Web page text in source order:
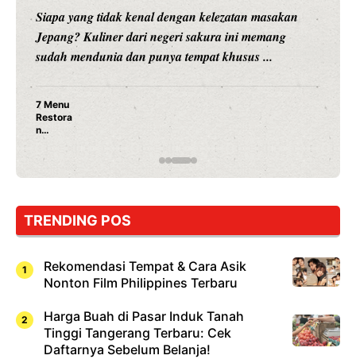
Siapa yang tidak kenal dengan kelezatan masakan
Jepang? Kuliner dari negeri sakura ini memang
sudah mendunia dan punya tempat khusus ...
7 Menu
Restora
n
Jepang
yang
Dicoba,
Cuma
Sushi!
TRENDING POS
Rekomendasi Tempat & Cara Asik
Nonton Film Philippines Terbaru
Harga Buah di Pasar Induk Tanah
Tinggi Tangerang Terbaru: Cek
Daftarnya Sebelum Belanja!